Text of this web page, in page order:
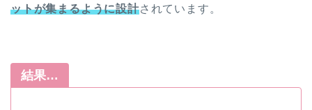
ットが集まるように設計されています。
結果…